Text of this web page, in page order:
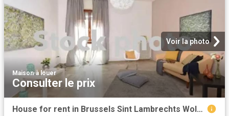
Voir la photo
Maison·à louer
Consulter le prix
House for rent in Brussels Sint Lambrechts Woluwe